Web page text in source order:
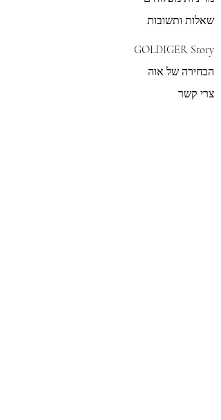
שאלות ותשובות
GOLDIGER Story
הבחירה של אוה
צרי קשר